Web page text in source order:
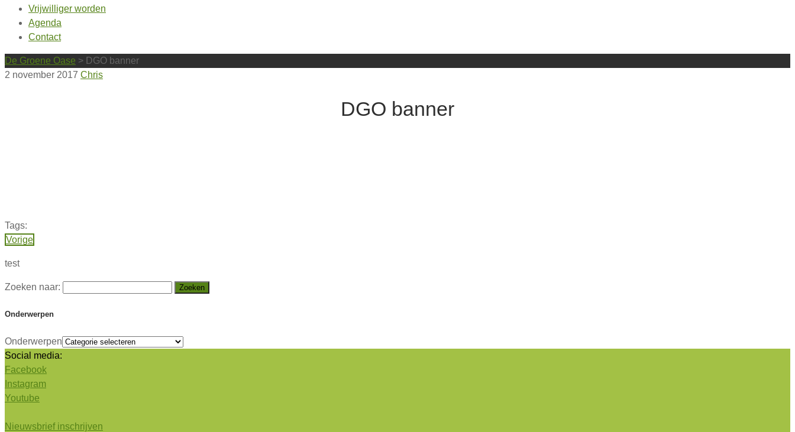
Vrijwilliger worden
Agenda
Contact
De Groene Oase > DGO banner
2 november 2017 Chris
DGO banner
Tags:
Vorige
test
Zoeken naar:
Onderwerpen
Onderwerpen
Social media:
Facebook
Instagram
Youtube
Nieuwsbrief inschrijven